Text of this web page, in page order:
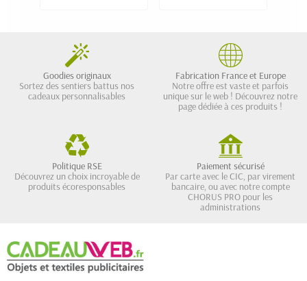
Goodies originaux
Sortez des sentiers battus nos
cadeaux personnalisables
Fabrication France et Europe
Notre offre est vaste et parfois
unique sur le web ! Découvrez notre
page dédiée à ces produits !
Politique RSE
Découvrez un choix incroyable de
produits écoresponsables
Paiement sécurisé
Par carte avec le CIC, par virement
bancaire, ou avec notre compte
CHORUS PRO pour les
administrations